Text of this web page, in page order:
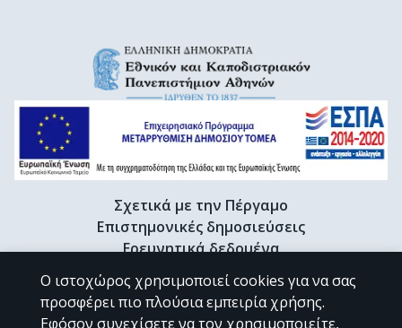
Σχετικά με την Πέργαμο
Επιστημονικές δημοσιεύσεις
Ερευνητικά δεδομένα
Διδακτορικές διατριβές & Γκρίζα βιβλιογραφία
Προφίλ Ερευνητή
Ο ιστοχώρος χρησιμοποιεί cookies για να σας
προσφέρει πιο πλούσια εμπειρία χρήσης.
Εφόσον συνεχίσετε να τον χρησιμοποιείτε,